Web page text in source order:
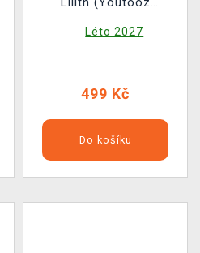
Léto 2027
499 Kč
Do košíku